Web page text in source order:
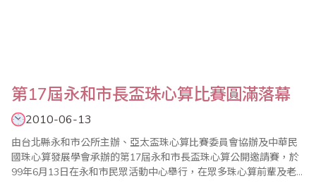
第17屆永和市長盃珠心算比賽圓滿落幕
2010-06-13
由台北縣永和市公所主辦、亞太盃珠心算比賽委員會協辦及中華民
國珠心算發展學會承辦的第17屆永和市長盃珠心算公開邀請賽，於
99年6月13日在永和市民眾活動中心舉行，在眾多珠心算前輩及老